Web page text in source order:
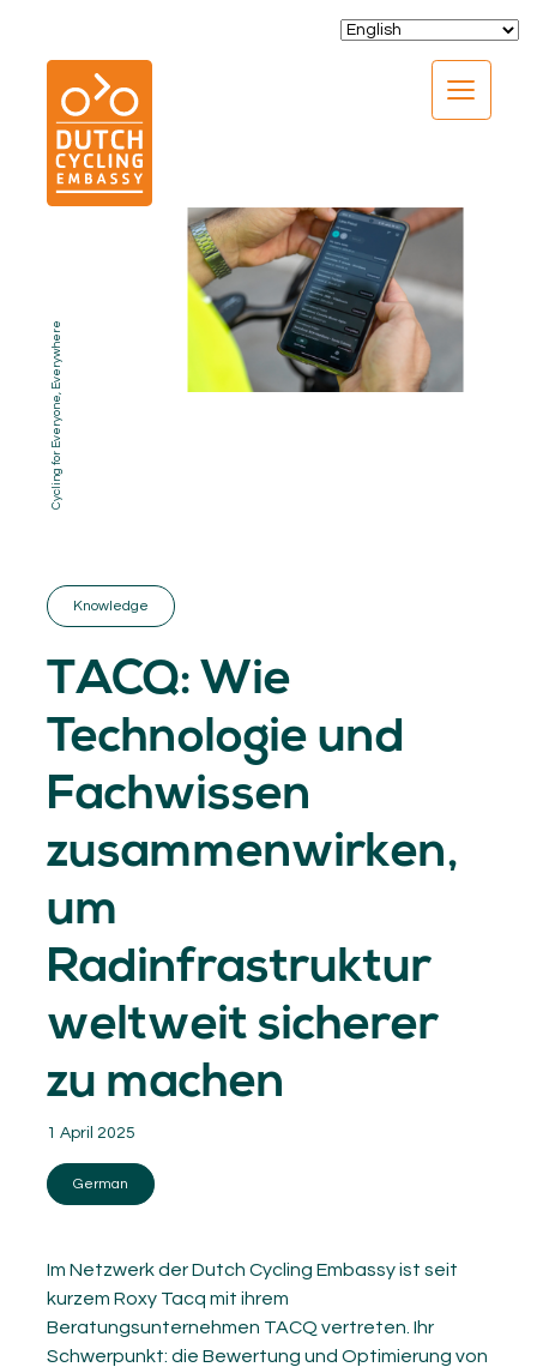
CLOSE
01.
02.
04.KNOWLEDGE
05. NETWORK
06. ABOUT
08. Contact
Cycling for Everyone, Everywhere
Knowledge
TACQ: Wie
Technologie und
Fachwissen
zusammenwirken,
um
Radinfrastruktur
weltweit sicherer
zu machen
1 April 2025
German
Im Netzwerk der Dutch Cycling Embassy ist seit
kurzem Roxy Tacq mit ihrem
Beratungsunternehmen TACQ vertreten. Ihr
Schwerpunkt: die Bewertung und Optimierung von